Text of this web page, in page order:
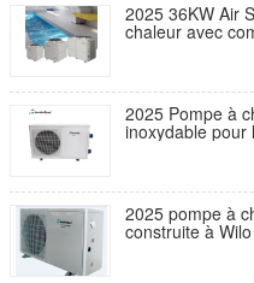
2025 36KW Air
chaleur avec
2025 Pompe à
inoxydable pour
2025 pompe à
construite à